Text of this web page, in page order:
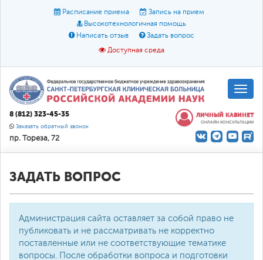
Расписание приема
Запись на прием
Высокотехнологичная помощь
Написать отзыв
Задать вопрос
Доступная среда
Размер шрифта: A A A
Цвет:
О доступной среде
8 (812) 323-45-35
Заказать обратный звонок
пр. Тореза, 72
ЛИЧНЫЙ КАБИНЕТ
ОНЛАЙН КОНСУЛЬТАЦИИ
ЗАДАТЬ ВОПРОС
Администрация сайта оставляет за собой право не
публиковать и не рассматривать не корректно
поставленные или не соответствующие тематике
вопросы. После обработки вопроса и подготовки